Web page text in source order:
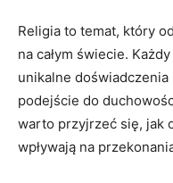
Religia to temat, który⁢
na całym świecie.
unikalne
podejście do
warto przyjrzeć​ się, jak
⁢wpływają na